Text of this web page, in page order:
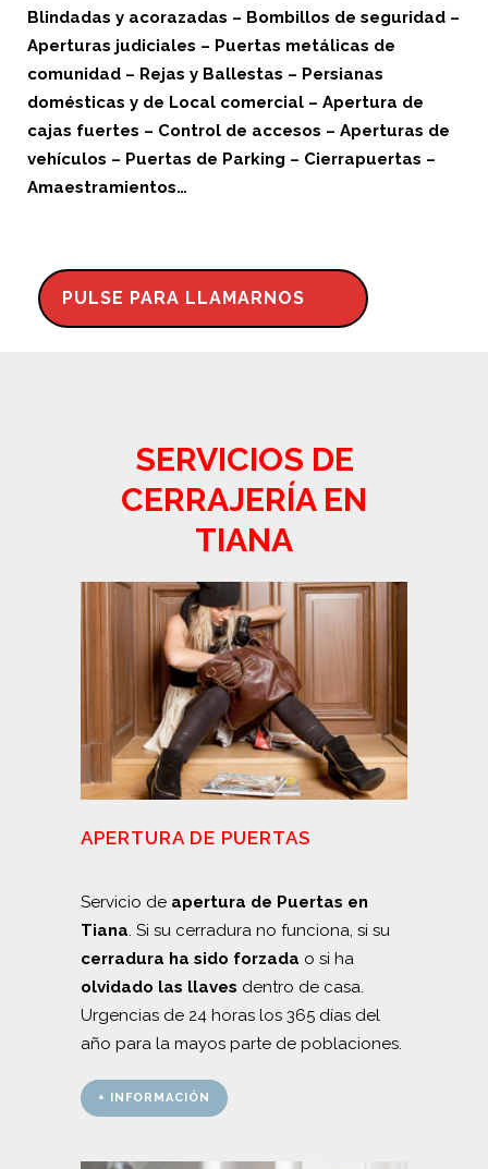
Blindadas y acorazadas – Bombillos de seguridad –
Aperturas judiciales – Puertas metálicas de
comunidad – Rejas y Ballestas – Persianas
domésticas y de Local comercial – Apertura de
cajas fuertes – Control de accesos – Aperturas de
vehículos – Puertas de Parking – Cierrapuertas –
Amaestramientos…
PULSE PARA LLAMARNOS
SERVICIOS DE
CERRAJERÍA EN
TIANA
APERTURA DE PUERTAS
Servicio de apertura de Puertas en
Tiana. Si su cerradura no funciona, si su
cerradura ha sido forzada o si ha
olvidado las llaves dentro de casa.
Urgencias de 24 horas los 365 días del
año para la mayos parte de poblaciones.
+ INFORMACIÓN